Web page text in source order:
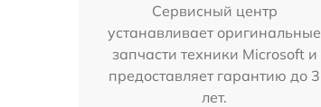
Сервисный центр
устанавливает оригинальные
запчасти техники Microsoft и
предоставляет гарантию до 3
лет.